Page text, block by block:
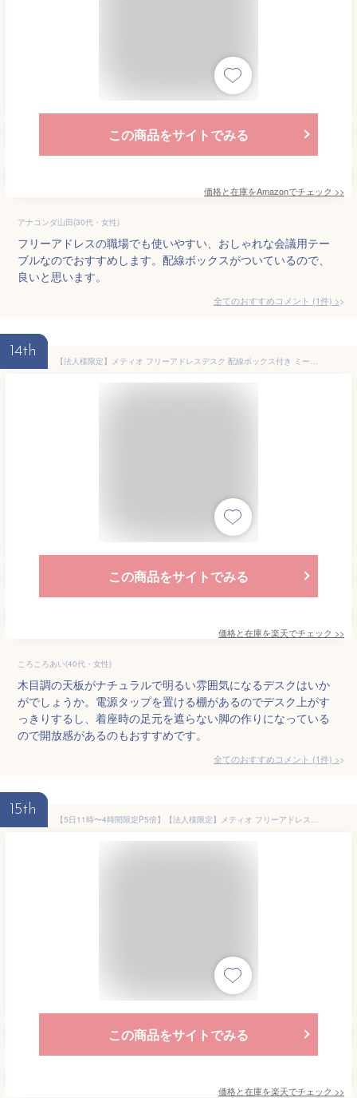
この商品をサイトでみる
価格と在庫をAmazonでチェック >>
アナコンダ山田(30代・女性)
フリーアドレスの職場でも使いやすい、おしゃれな会議用テー
ブルなのでおすすめします。配線ボックスがついているので、
良いと思います。
全てのおすすめコメント (1件) >
14th
【法人様限定】メティオ フリーアドレスデスク 配線ボックス付き ミーティングテーブル 会議用テーブル 幅2400×奥行1200×高さ720mmテーブル デスク ワークデスク オフィステーブル机 会議テーブル おしゃれ オフィスデスク オフィス フリーアドレス
この商品をサイトでみる
価格と在庫を楽天でチェック >>
ころころあい(40代・女性)
木目調の天板がナチュラルで明るい雰囲気になるデスクはいか
がでしょうか。電源タップを置ける棚があるのでデスク上がす
っきりするし、着座時の足元を遮らない脚の作りになっている
ので開放感があるのもおすすめです。
全てのおすすめコメント (1件) >
15th
【5日11時〜4時間限定P5倍】【法人様限定】メティオ フリーアドレスデスク 配線ボックス付き ミーティングテーブル 会議用テーブル 幅1200×奥行1200×高さ720mmテーブル おしゃれ フリーデスク 1200オフィス フリーアドレス デスク 学習塾 机 オフィスデスク 事務机
この商品をサイトでみる
価格と在庫を楽天でチェック >>